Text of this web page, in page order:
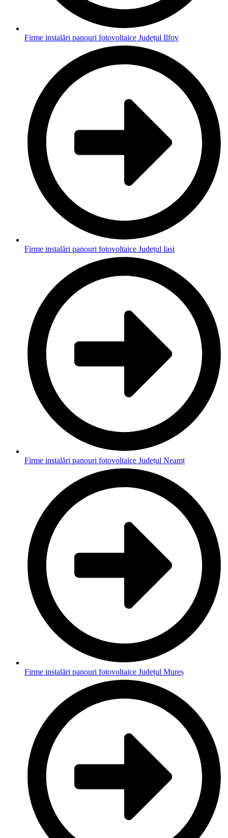
Firme instalări panouri fotovoltaice Județul Ilfov
Firme instalări panouri fotovoltaice Județul Iasi
Firme instalări panouri fotovoltaice Județul Neamț
Firme instalări panouri fotovoltaice Județul Mureș